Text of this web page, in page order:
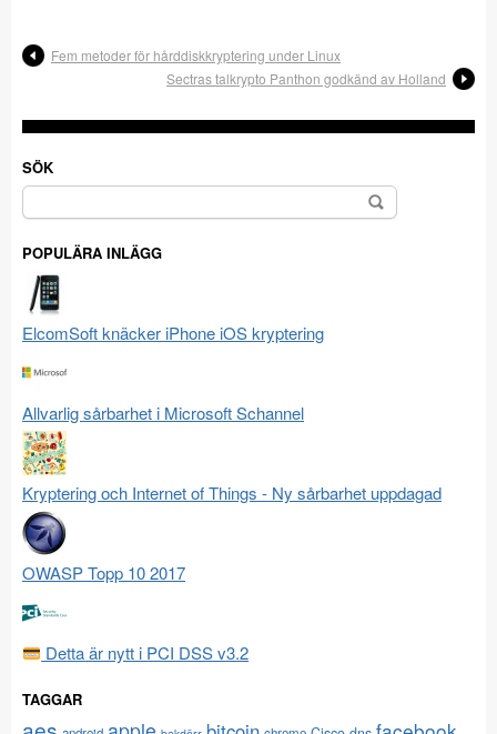
Fem metoder för hårddiskkryptering under Linux
Sectras talkrypto Panthon godkänd av Holland
SÖK
Sök
efter:
POPULÄRA INLÄGG
ElcomSoft knäcker iPhone iOS kryptering
Allvarlig sårbarhet i Microsoft Schannel
Kryptering och Internet of Things - Ny sårbarhet uppdagad
OWASP Topp 10 2017
Detta är nytt i PCI DSS v3.2
TAGGAR